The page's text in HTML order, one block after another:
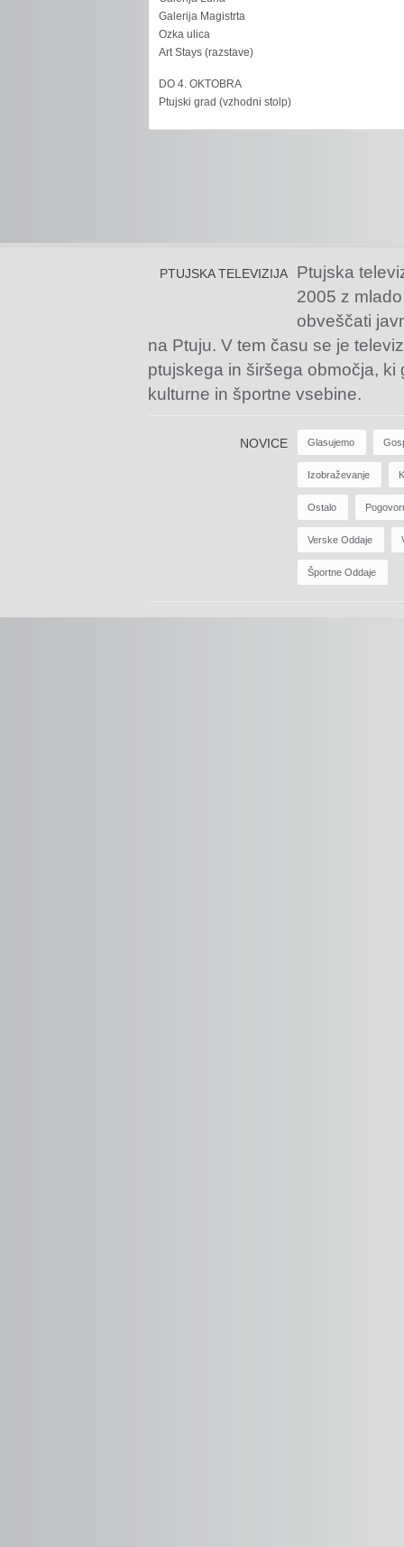
Galerija Magistrta
Ozka ulica
Art Stays (razstave)
DO 4. OKTOBRA
Ptujski grad (vzhodni stolp)
PTUJSKA TELEVIZIJA
Ptujska
2005 z
obveščati
na Ptuju. V tem času se je
ptujskega in širšega območja,
kulturne in športne vsebine.
NOVICE Glasujemo
Izobraževanje
Ostalo
Verske Oddaje
Športne Oddaje